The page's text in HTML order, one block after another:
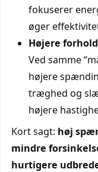
fokuserer
øger
Højere
Ved samme
højere
træghed og
højere
Kort sagt: høj
mindre
hurtigere